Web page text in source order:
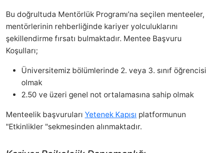
Bu doğrultuda Mentörlük Programı’na seçilen menteeler,
mentörlerinin rehberliğinde kariyer yolculuklarını
şekillendirme fırsatı bulmaktadır. Mentee Başvuru
Koşulları;
Üniversitemiz bölümlerinde 2. veya 3. sınıf öğrencisi
olmak
2.50 ve üzeri genel not ortalamasına sahip olmak
Menteelik başvuruları Yetenek Kapısı platformunun
"Etkinlikler "sekmesinden alınmaktadır.